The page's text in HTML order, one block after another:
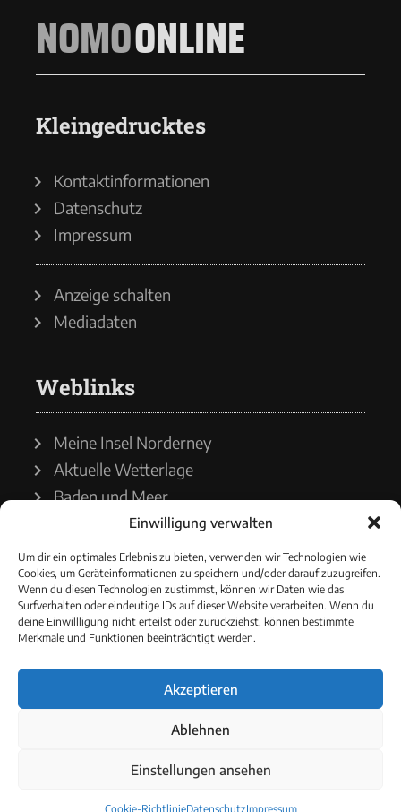
Einwilligung verwalten
Um dir ein optimales Erlebnis zu bieten, verwenden wir Technologien wie
Cookies, um Geräteinformationen zu speichern und/oder darauf zuzugreifen.
Wenn du diesen Technologien zustimmst, können wir Daten wie das
Surfverhalten oder eindeutige IDs auf dieser Website verarbeiten. Wenn du
deine Einwillligung nicht erteilst oder zurückziehst, können bestimmte
Merkmale und Funktionen beeinträchtigt werden.
Akzeptieren
Ablehnen
Einstellungen ansehen
Cookie-RichtlinieDatenschutzImpressum
NOMOONLINE
Kleingedrucktes
Kontaktinformationen
Datenschutz
Impressum
Anzeige schalten
Mediadaten
Weblinks
Meine Insel Norderney
Aktuelle Wetterlage
Baden und Meer
Wetterdienst
Wasserstände
Schiffsverkehr